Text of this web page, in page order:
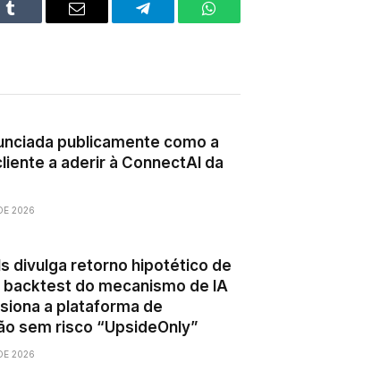
Tumblr Email Telegram WhatsApp
publicamente como a
a aderir à ConnectAI da
2026
divulga retorno hipotético de
do mecanismo de IA
a plataforma de
sem risco “UpsideOnly”
2026